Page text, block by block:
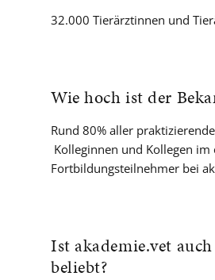
32.000 Tierärztinnen und
Wie hoch ist der
Rund 80% aller
Kolleginnen und Kollegen
Fortbildungsteilnehmer bei
Ist akademie.vet
beliebt?